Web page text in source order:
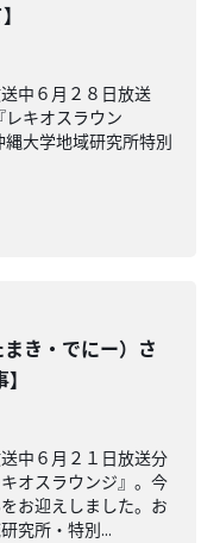
中６月２８日放送
キオスラウン
大学地域研究所特別
き・でにー）さ
中６月２１日放送分
オスラウンジ』。今
お迎えしました。お
究所・特別...